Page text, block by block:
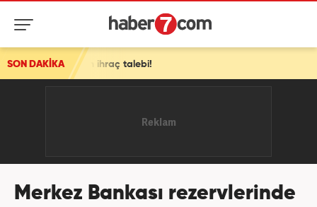
SON DAKİKA
kesin ihraç talebi!
Merkez Bankası rezervlerinde